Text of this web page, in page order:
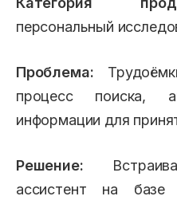
персональный
Проблема:
процесс поиска,
информации для
Решение:
ассистент на